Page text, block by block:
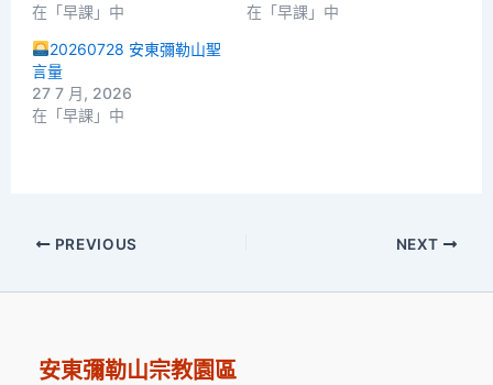
在「早課」中
在「早課」中
20260728 安東彌勒山聖
言量
27 7 月, 2026
在「早課」中
PREVIOUS NEXT
安東彌勒山宗教園區